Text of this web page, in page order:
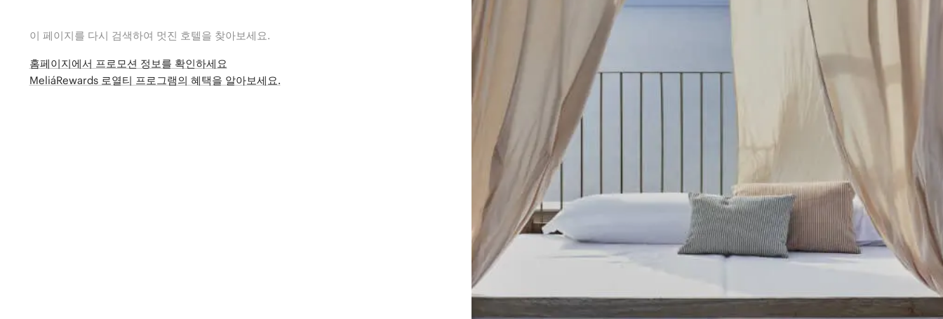
이 페이지를 다시 검색하여 멋진 호텔을 찾아보세요.
홈페이지에서 프로모션 정보를 확인하세요
MeliáRewards 로열티 프로그램의 혜택을 알아보세요.